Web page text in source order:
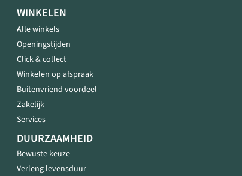
WINKELEN
Alle winkels
Openingstijden
Click & collect
Winkelen op afspraak
Buitenvriend voordeel
Zakelijk
Services
DUURZAAMHEID
Bewuste keuze
Verleng levensduur